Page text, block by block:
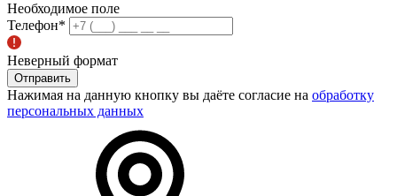
Необходимое поле
Телефон*
Неверный формат
Отправить
Нажимая на данную кнопку вы даёте согласие на обработку
персональных данных